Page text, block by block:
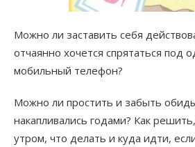
Можно ли заставить себя
отчаянно хочется спрятаться под
мобильный телефон?
Можно ли простить и забыть
накапливались годами? Как
утром, что делать и куда идти,